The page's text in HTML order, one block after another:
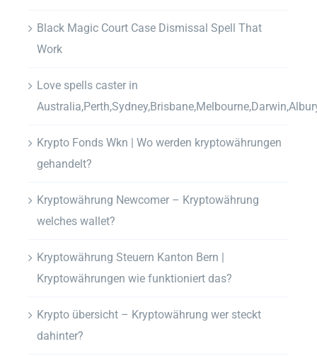
Black Magic Court Case Dismissal Spell That
Work
Love spells caster in
Krypto Fonds Wkn | Wo werden kryptowährungen
gehandelt?
Kryptowährung Newcomer – Kryptowährung
welches wallet?
Kryptowährung Steuern Kanton Bern |
Kryptowährungen wie funktioniert das?
Krypto übersicht – Kryptowährung wer steckt
dahinter?